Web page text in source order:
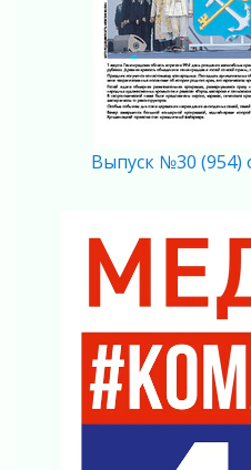
04 августа 2026
Вниманию
04 августа 2026
Память, сталь и
04 августа 2026
04 августа 2026
04 августа 2026
Без риска для
04 августа 2026
Важная информация
04 августа 2026
Что делать со
04 августа 2026
Награды нашли
Выпуск №30 (954)